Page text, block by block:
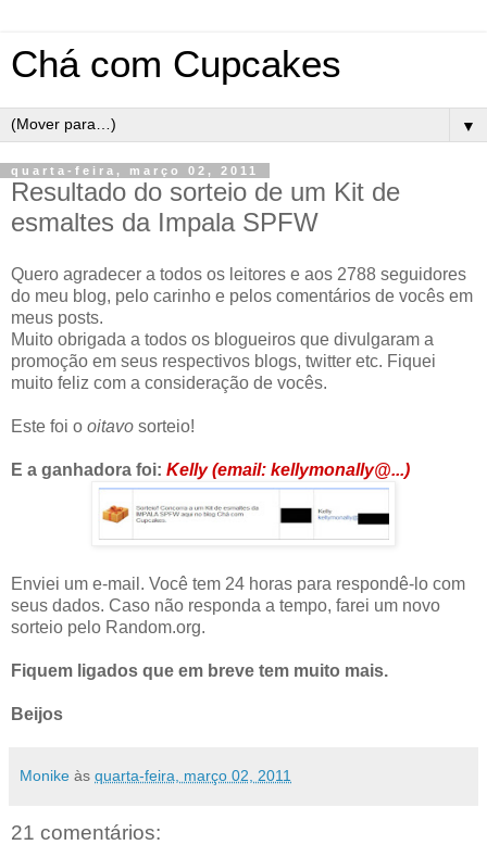
Chá com Cupcakes
▼
quarta-feira, março 02, 2011
Resultado do sorteio de um Kit de
esmaltes da Impala SPFW
Quero agradecer a todos os leitores e aos 2788 seguidores
do meu blog, pelo carinho e pelos comentários de vocês em
meus posts.
Muito obrigada a todos os blogueiros que divulgaram a
promoção em seus respectivos blogs, twitter etc. Fiquei
muito feliz com a consideração de vocês.
Este foi o oitavo sorteio!
E a ganhadora foi: Kelly (email: kellymonally@...)
Enviei um e-mail. Você tem 24 horas para respondê-lo com
seus dados. Caso não responda a tempo, farei um novo
sorteio pelo Random.org.
Fiquem ligados que em breve tem muito mais.
Beijos
Monike às quarta-feira, março 02, 2011
21 comentários: